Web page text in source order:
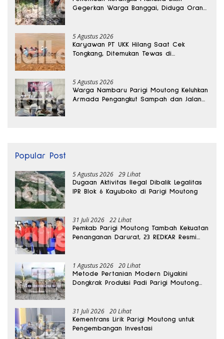
Gegerkan Warga Banggai, Diduga Orang
5 Agustus 2026
Karyawan PT UKK Hilang Saat Cek
Tongkang, Ditemukan Tewas di
5 Agustus 2026
Warga Nambaru Parigi Moutong Keluhkan
Armada Pengangkut Sampah dan Jalan
Popular Post
5 Agustus 2026 29 Lihat
Dugaan Aktivitas Ilegal Dibalik Legalitas
IPR Blok 6 Kayuboko di Parigi Moutong
31 Juli 2026 22 Lihat
Pemkab Parigi Moutong Tambah Kekuatan
Penanganan Darurat, 23 REDKAR Resmi
1 Agustus 2026 20 Lihat
Metode Pertanian Modern Diyakini
Dongkrak Produksi Padi Parigi Moutong
31 Juli 2026 20 Lihat
Kementrans Lirik Parigi Moutong untuk
Pengembangan Investasi